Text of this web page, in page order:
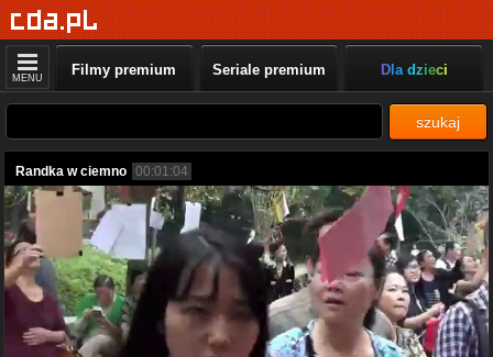
MENU Filmy premium Seriale premium Dla dzieci
szukaj
Randka w ciemno 00:01:04